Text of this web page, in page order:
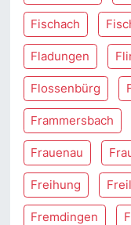
Fischach
Fladungen
Flossenbürg
Frammersbach
Frauenau
Freihung
Fremdingen